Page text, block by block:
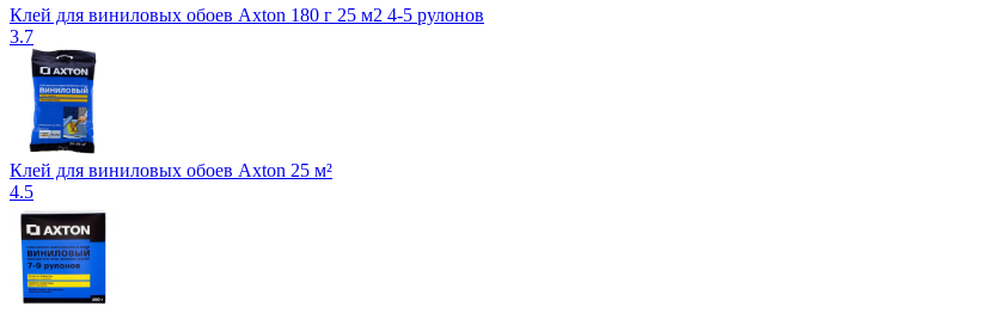
Клей для виниловых обоев Axton 180 г 25 м2 4-5 рулонов
3.7
Клей для виниловых обоев Axton 25 м²
4.5